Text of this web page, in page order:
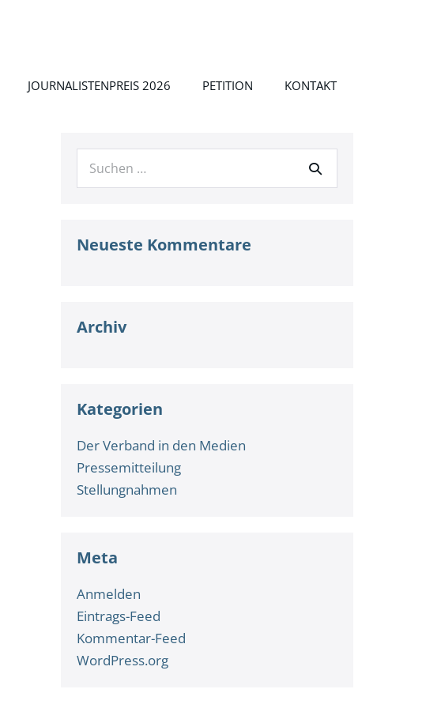
JOURNALISTENPREIS 2026 PETITION KONTAKT
Suche
Neueste Kommentare
Archiv
Kategorien
Der Verband in den Medien
Pressemitteilung
Stellungnahmen
Meta
Anmelden
Eintrags-Feed
Kommentar-Feed
WordPress.org